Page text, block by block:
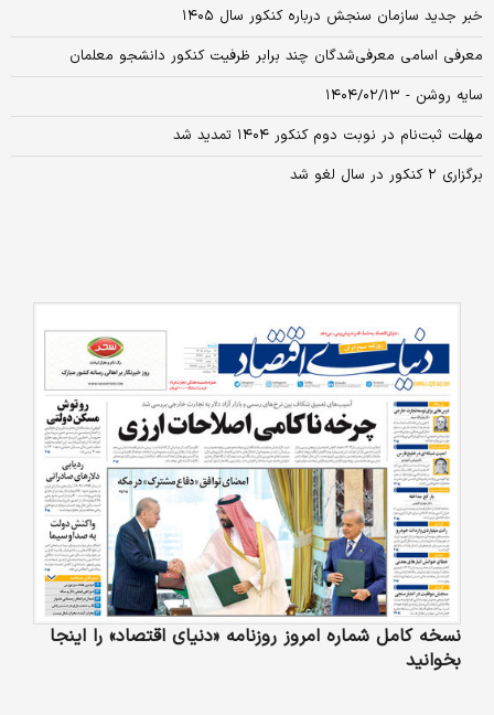
خبر جدید سازمان سنجش درباره کنکور سال ۱۴۰۵
معرفی اسامی معرفی‌شدگان چند برابر ظرفیت کنکور دانشجو معلمان
سایه روشن - ۱۴۰۴/۰۲/۱۳
مهلت ثبت‌نام در نوبت دوم کنکور ۱۴۰۴ تمدید شد
برگزاری ۲ کنکور در سال لغو شد
نسخه کامل شماره امروز روزنامه «دنیای‌ اقتصاد» را اینجا
بخوانید